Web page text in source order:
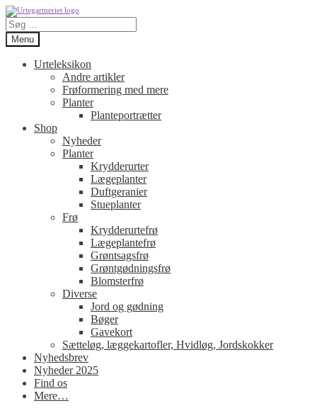
Spring
til
navigation
Spring
til
indhold
Søg
efter:
Menu
Urteleksikon
Andre artikler
Frøformering med mere
Planter
Planteportrætter
Shop
Nyheder
Planter
Krydderurter
Lægeplanter
Duftgeranier
Stueplanter
Frø
Krydderurtefrø
Lægeplantefrø
Grøntsagsfrø
Grøntgødningsfrø
Blomsterfrø
Diverse
Jord og gødning
Bøger
Gavekort
Sætteløg, læggekartofler, Hvidløg, Jordskokker
Nyhedsbrev
Nyheder 2025
Find os
Mere…